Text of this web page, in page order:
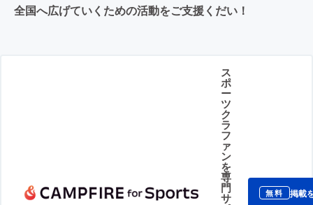
全国へ広げていくための活動をご支援くだい！
ス
ポ
ー
ツ
ク
ラ
フ
ァ
ン
を
専
門
サ 無料 掲載